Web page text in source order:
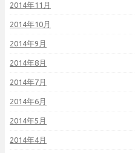
2014年11月
2014年10月
2014年9月
2014年8月
2014年7月
2014年6月
2014年5月
2014年4月